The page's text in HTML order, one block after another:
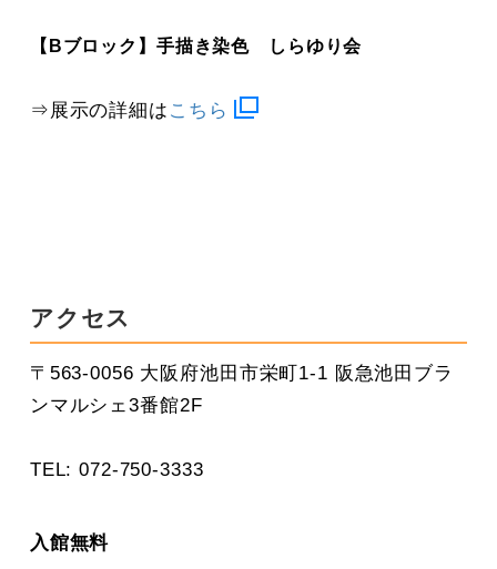
【Bブロック】手描き染色 しらゆり会
⇒展示の詳細は こちら
アクセス
〒563-0056 大阪府池田市栄町1-1 阪急池田ブラ
ンマルシェ3番館2F
TEL: 072-750-3333
入館無料